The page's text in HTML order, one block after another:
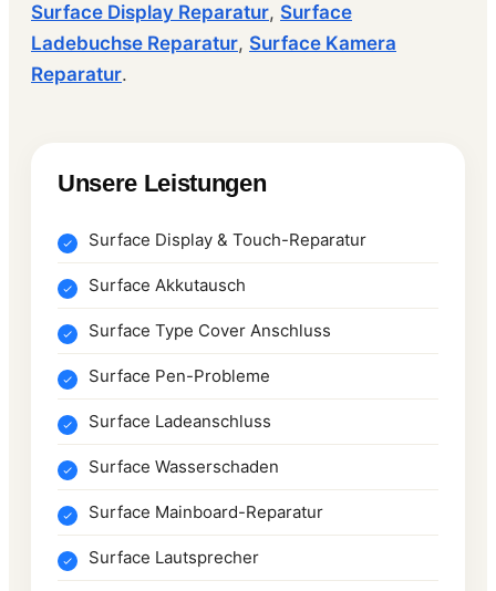
Surface Display Reparatur, Surface
Ladebuchse Reparatur, Surface Kamera
Reparatur.
Unsere Leistungen
Surface Display & Touch-Reparatur
Surface Akkutausch
Surface Type Cover Anschluss
Surface Pen-Probleme
Surface Ladeanschluss
Surface Wasserschaden
Surface Mainboard-Reparatur
Surface Lautsprecher